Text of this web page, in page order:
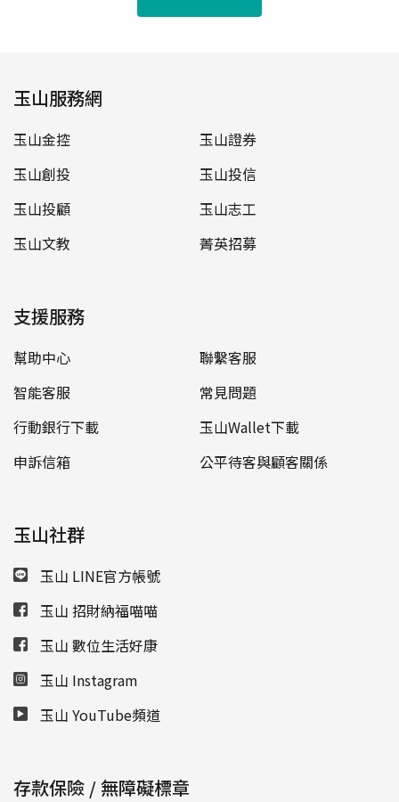
玉山服務網
玉山金控
玉山證券
玉山創投
玉山投信
玉山投顧
玉山志工
玉山文教
菁英招募
支援服務
幫助中心
聯繫客服
智能客服
常見問題
行動銀行下載
玉山Wallet下載
申訴信箱
公平待客與顧客關係
玉山社群
玉山 LINE官方帳號
玉山 招財納福喵喵
玉山 數位生活好康
玉山 Instagram
玉山 YouTube頻道
存款保險 / 無障礙標章